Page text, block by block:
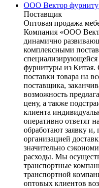
ООО Вектор
Поставщик
Оптовая продажа
Компания «ООО
динамично
комплексными
фурнитуры из Китая.
поставки товара на
поставщика,
возможность
цену, а также
клиента
оперативно ответят
обработают заявку
организацией
значительно
расходы. Мы
транспортные
транспортной
оптовых клиентов